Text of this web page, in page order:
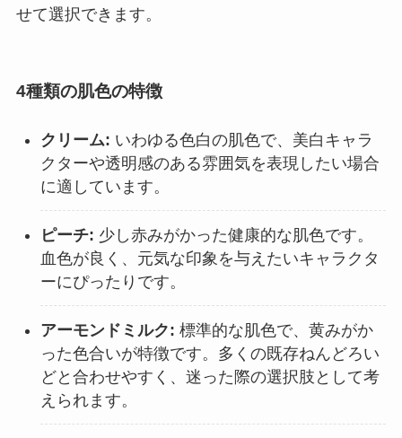
せて選択できます。
4種類の肌色の特徴
クリーム: いわゆる色白の肌色で、美白キャラ
クターや透明感のある雰囲気を表現したい場合
に適しています。
ピーチ: 少し赤みがかった健康的な肌色です。
血色が良く、元気な印象を与えたいキャラクタ
ーにぴったりです。
アーモンドミルク: 標準的な肌色で、黄みがか
った色合いが特徴です。多くの既存ねんどろい
どと合わせやすく、迷った際の選択肢として考
えられます。